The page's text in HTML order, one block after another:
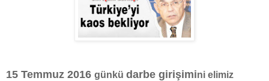
15 Temmuz 2016 günkü darbe girişimini elimiz